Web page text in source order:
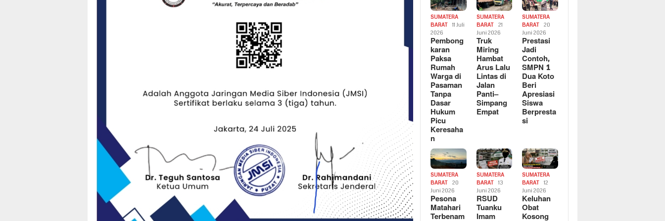
SUMATERA
BARAT
11 Juli
2026
Pembong
karan
Paksa
Rumah
Warga di
Pasaman
Tanpa
Dasar
Hukum
Picu
Keresaha
n
SUMATERA
BARAT
21
Juni 2026
Truk
Miring
Hambat
Arus Lalu
Lintas di
Jalan
Panti–
Simpang
Empat
SUMATERA
BARAT
20
Juni 2026
Prestasi
Jadi
Contoh,
SMPN 1
Dua Koto
Beri
Apresiasi
Siswa
Berpresta
si
SUMATERA
BARAT
20
Juni 2026
Pesona
Matahari
Terbenam
SUMATERA
BARAT
13
Juni 2026
RSUD
Tuanku
Imam
SUMATERA
BARAT
12
Juni 2026
Keluhan
Obat
Kosong